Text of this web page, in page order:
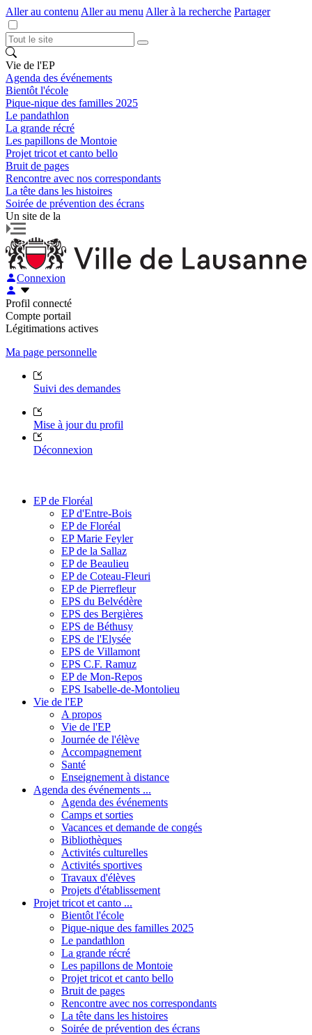
Aller au contenu Aller au menu Aller à la recherche Partager
Vie de l'EP
Agenda des événements
Bientôt l'école
Pique-nique des familles 2025
Le pandathlon
La grande récré
Les papillons de Montoie
Projet tricot et canto bello
Bruit de pages
Rencontre avec nos correspondants
La tête dans les histoires
Soirée de prévention des écrans
Un site de la
Connexion
Profil connecté
Compte portail
Légitimations actives
Ma page personnelle
Suivi des demandes
Mise à jour du profil
Déconnexion
EP de Floréal
EP d'Entre-Bois
EP de Floréal
EP Marie Feyler
EP de la Sallaz
EP de Beaulieu
EP de Coteau-Fleuri
EP de Pierrefleur
EPS du Belvédère
EPS des Bergières
EPS de Béthusy
EPS de l'Elysée
EPS de Villamont
EPS C.F. Ramuz
EP de Mon-Repos
EPS Isabelle-de-Montolieu
Vie de l'EP
A propos
Vie de l'EP
Journée de l'élève
Accompagnement
Santé
Enseignement à distance
Agenda des événements ...
Agenda des événements
Camps et sorties
Vacances et demande de congés
Bibliothèques
Activités culturelles
Activités sportives
Travaux d'élèves
Projets d'établissement
Projet tricot et canto ...
Bientôt l'école
Pique-nique des familles 2025
Le pandathlon
La grande récré
Les papillons de Montoie
Projet tricot et canto bello
Bruit de pages
Rencontre avec nos correspondants
La tête dans les histoires
Soirée de prévention des écrans